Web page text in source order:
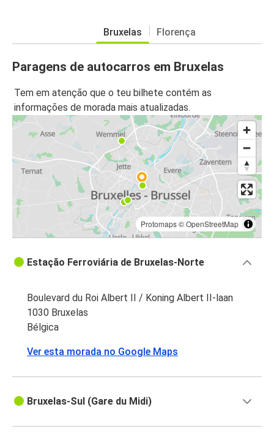
Bruxelas Florença
Paragens de autocarros em Bruxelas
Tem em atenção que o teu bilhete contém as
informações de morada mais atualizadas.
Protomaps©OpenStreetMap
Estação Ferroviária de Bruxelas-Norte
Boulevard du Roi Albert II / Koning Albert II-laan
1030 Bruxelas
Bélgica
Ver esta morada no Google Maps
Bruxelas-Sul (Gare du Midi)